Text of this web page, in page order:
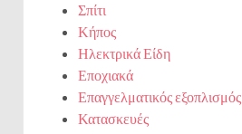
Σπίτι
Κήπος
Ηλεκτρικά Είδη
Εποχιακά
Επαγγελματικός εξοπλισμός
Κατασκευές